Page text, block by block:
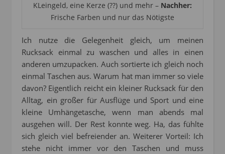
KLeingeld, eine Kerze (??) und mehr – Nachher:
Frische Farben und nur das Nötigste
Ich nutze die Gelegenheit gleich, um meinen
Rucksack einmal zu waschen und alles in einen
anderen umzupacken. Auch sortierte ich gleich noch
einmal Taschen aus. Warum hat man immer so viele
davon? Eigentlich reicht ein kleiner Rucksack für den
Alltag, ein großer für Ausflüge und Sport und eine
kleine Umhängetasche, wenn man abends mal
ausgehen will. Der Rest konnte weg. Ha, das fühlte
sich gleich viel befreiender an. Weiterer Vorteil: Ich
stehe nicht immer vor den Taschen und muss